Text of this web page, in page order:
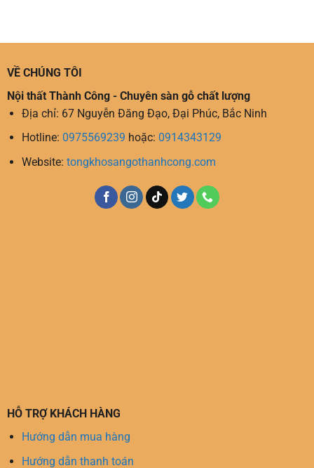
VỀ CHÚNG TÔI
Nội thất Thành Công - Chuyên sàn gỗ chất lượng
Địa chỉ: 67 Nguyễn Đăng Đạo, Đại Phúc, Bắc Ninh
Hotline: 0975569239 hoặc: 0914343129
Website: tongkhosangothanhcong.com
HỖ TRỢ KHÁCH HÀNG
Hướng dẫn mua hàng
Hướng dẫn thanh toán